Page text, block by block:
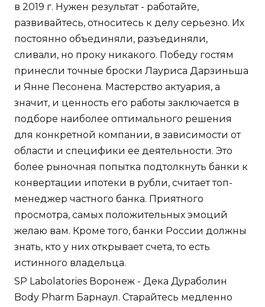
в 2019 г. Нужен результат - работайте,
развивайтесь, относитесь к делу серьезно. Их
постоянно объединяли, разъединяли,
сливали, но проку никакого. Победу гостям
принесли точные броски Лауриса Дарзиньша
и Янне Песонена. Мастерство актуария, а
значит, и ценность его работы заключается в
подборе наиболее оптимального решения
для конкретной компании, в зависимости от
области и специфики ее деятельности. Это
более рыночная попытка подтолкнуть банки к
конвертации ипотеки в рубли, считает топ-
менеджер частного банка. Приятного
просмотра, самых положительных эмоций
желаю вам. Кроме того, банки России должны
знать, кто у них открывает счета, то есть
истинного владельца.
SP Labolatories Воронеж - Дека Дураболин
Body Pharm Барнаул. Старайтесь медленно